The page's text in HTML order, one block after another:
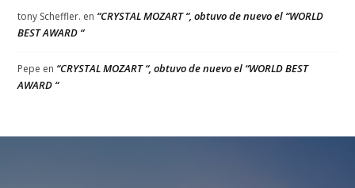
tony Scheffler. en “CRYSTAL MOZART “, obtuvo de nuevo el “WORLD
BEST AWARD “
Pepe en “CRYSTAL MOZART “, obtuvo de nuevo el “WORLD BEST
AWARD “